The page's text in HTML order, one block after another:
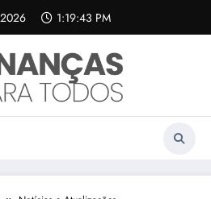
1:19:44 PM